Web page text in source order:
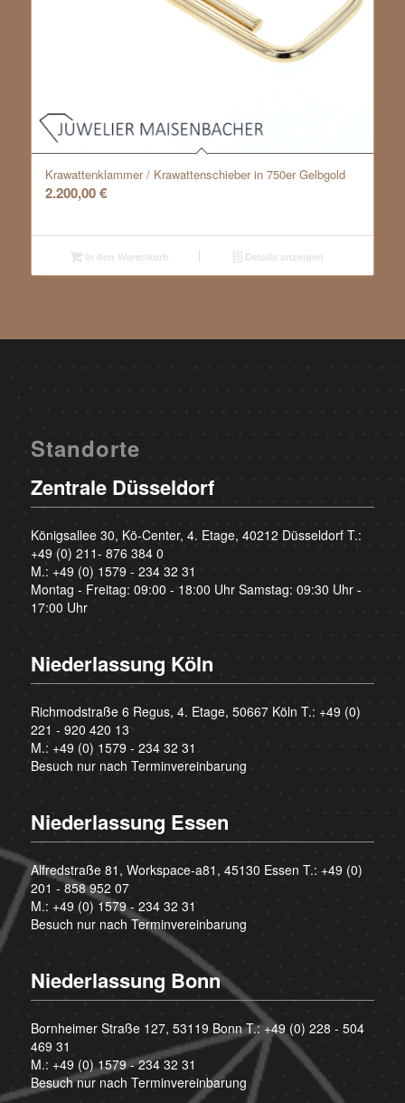
Krawattenklammer / Krawattenschieber in 750er Gelbgold
2.200,00€
In den Warenkorb Details anzeigen
Standorte
Zentrale Düsseldorf
Königsallee 30, Kö-Center, 4. Etage, 40212 Düsseldorf T.:
+49 (0) 211- 876 384 0
M.: +49 (0) 1579 - 234 32 31
Montag - Freitag: 09:00 - 18:00 Uhr Samstag: 09:30 Uhr -
17:00 Uhr
Niederlassung Köln
Richmodstraße 6 Regus, 4. Etage, 50667 Köln T.: +49 (0)
221 - 920 420 13
M.: +49 (0) 1579 - 234 32 31
Besuch nur nach Terminvereinbarung
Niederlassung Essen
Alfredstraße 81, Workspace-a81, 45130 Essen T.: +49 (0)
201 - 858 952 07
M.: +49 (0) 1579 - 234 32 31
Besuch nur nach Terminvereinbarung
Niederlassung Bonn
Bornheimer Straße 127, 53119 Bonn T.:+49 (0) 228 - 504
469 31
M.: +49 (0) 1579 - 234 32 31
Besuch nur nach Terminvereinbarung